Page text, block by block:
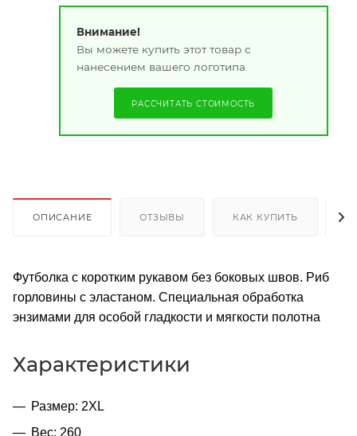
Внимание!
Вы можете купить этот товар с
нанесением вашего логотипа
РАССЧИТАТЬ СТОИМОСТЬ
ОПИСАНИЕ ОТЗЫВЫ КАК КУПИТЬ
Футболка с коротким рукавом без боковых швов. Риб
горловины с эластаном. Специальная обработка
энзимами для особой гладкости и мягкости полотна
Характеристики
Размер: 2XL
Вес: 260